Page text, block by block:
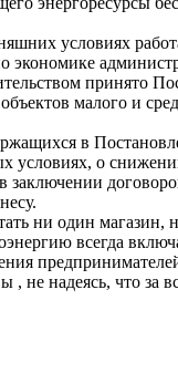
условиях
экономике
принято
малого и
в
о
заключении
ни один магазин,
всегда
не надеясь, что за